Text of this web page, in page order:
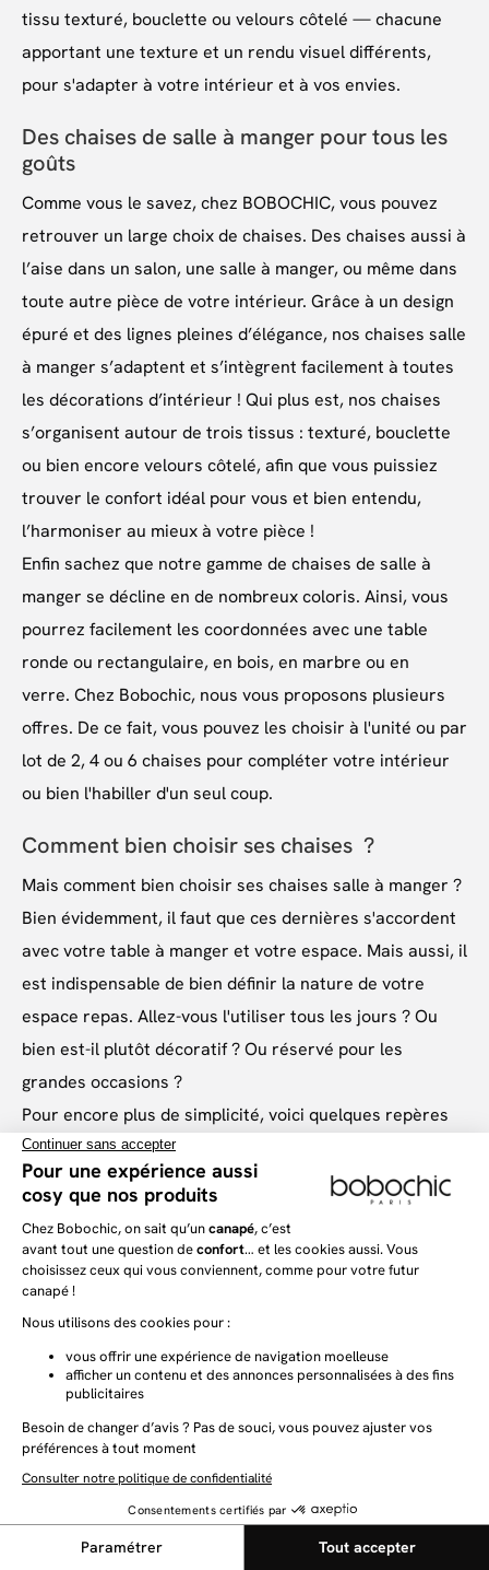
tissu texturé, bouclette ou velours côtelé — chacune
apportant une texture et un rendu visuel différents,
pour s'adapter à votre intérieur et à vos envies.
Des chaises de salle à manger pour tous les
goûts
Comme vous le savez, chez BOBOCHIC, vous pouvez
retrouver un large choix de chaises. Des chaises aussi à
l’aise dans un salon, une salle à manger, ou même dans
toute autre pièce de votre intérieur. Grâce à un design
épuré et des lignes pleines d’élégance, nos chaises salle
à manger s’adaptent et s’intègrent facilement à toutes
les décorations d’intérieur ! Qui plus est, nos chaises
s’organisent autour de trois tissus : texturé, bouclette
ou bien encore velours côtelé, afin que vous puissiez
trouver le confort idéal pour vous et bien entendu,
l’harmoniser au mieux à votre pièce !
Enfin sachez que notre gamme de chaises de salle à
manger se décline en de nombreux coloris. Ainsi, vous
pourrez facilement les coordonnées avec une table
ronde ou rectangulaire, en bois, en marbre ou en
verre. Chez Bobochic, nous vous proposons plusieurs
offres. De ce fait, vous pouvez les choisir à l'unité ou par
lot de 2, 4 ou 6 chaises pour compléter votre intérieur
ou bien l'habiller d'un seul coup.
Comment bien choisir ses chaises ?
Mais comment bien choisir ses chaises salle à manger ?
Bien évidemment, il faut que ces dernières s'accordent
avec votre table à manger et votre espace. Mais aussi, il
est indispensable de bien définir la nature de votre
espace repas. Allez-vous l'utiliser tous les jours ? Ou
bien est-il plutôt décoratif ? Ou réservé pour les
grandes occasions ?
Pour encore plus de simplicité, voici quelques repères
pratiques pour faire le bon choix :
- La hauteur d'assisedoit idéalement se situer entre 44
et 48 cm pour s'accorder avec une table standard (75
cm de hauteur).
- Le revêtement: optez pour le tissu texturé ou la
bouclette pour un rendu chaleureux et mat, ou le
velours côtelé pour une touche plus raffinée.
- Le volume: si votre salle à manger est petite,
visuellement l'espace.
-La largeur d'assise: elle doit permettre au moins 45 à
50 cm par personne pour un confort optimal autour de
la table.